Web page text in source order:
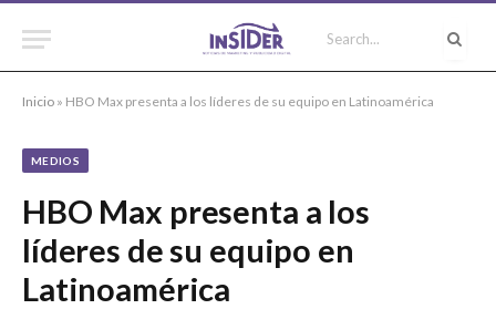
Inicio » HBO Max presenta a los líderes de su equipo en Latinoamérica
MEDIOS
HBO Max presenta a los
líderes de su equipo en
Latinoamérica